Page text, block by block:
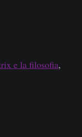
e la filosofia,